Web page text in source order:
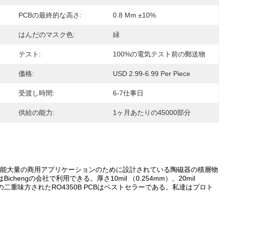
PCBの最終的な高さ: 0.8 Mm ±10%
はんだのマスク色: 緑
テスト: 100%の電気テスト前の郵送物
価格: USD 2.99-6.99 Per Piece
受渡し時間: 6-7仕事日
供給の能力: 1ヶ月あたりの45000部分
大量の商用アプリケーションのために設計されている陶磁器の積層物
Bichengの会社で利用できる。厚さ10mil （0.254mm）、20mil
重味方されたRO4350B PCBはベストセラーである。私達はプロト